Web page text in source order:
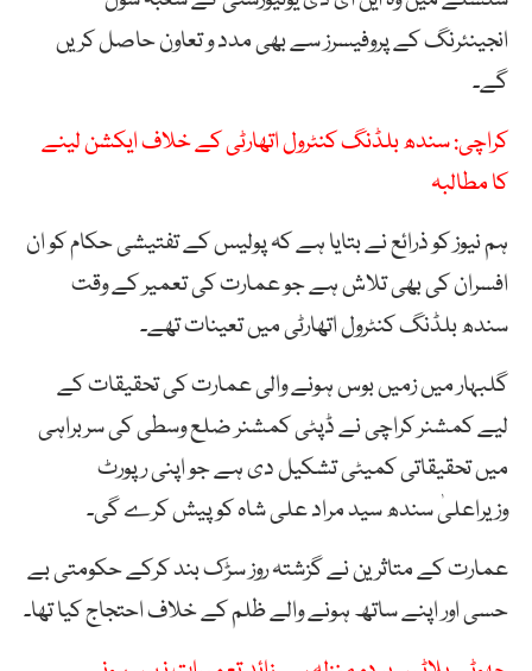
انجینئرنگ کے پروفیسرز سے بھی مدد و تعاون حاصل کریں
گے۔
کراچی: سندھ بلڈنگ کنٹرول اتھارٹی کے خلاف ایکشن لینے
کا مطالبہ
ہم نیوز کو ذرائع نے بتایا ہے کہ پولیس کے تفتیشی حکام کو ان
افسران کی بھی تلاش ہے جو عمارت کی تعمیر کے وقت
سندھ بلڈنگ کنٹرول اتھارٹی میں تعینات تھے۔
گلبہار میں زمیں بوس ہونے والی عمارت کی تحقیقات کے
لیے کمشنر کراچی نے ڈپٹی کمشنر ضلع وسطی کی سربراہی
میں تحقیقاتی کمیٹی تشکیل دی ہے جو اپنی رپورٹ
وزیراعلیٰ سندھ سید مراد علی شاہ کو پیش کرے گی۔
عمارت کے متاثرین نے گزشتہ روز سڑک بند کرکے حکومتی بے
حسی اور اپنے ساتھ ہونے والے ظلم کے خلاف احتجاج کیا تھا۔